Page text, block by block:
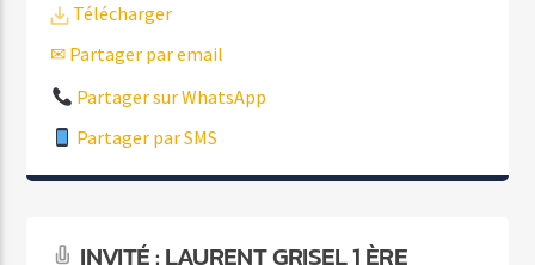
Télécharger
✉ Partager par email
Partager sur WhatsApp
Partager par SMS
INVITÉ : LAURENT GRISEL 1 ÈRE